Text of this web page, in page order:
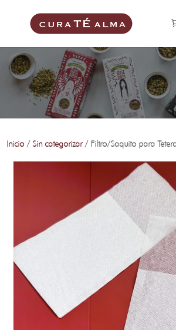
Inicio / Sin categorizar/ Filtro/Saquito para